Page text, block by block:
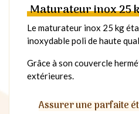
Maturateur inox 25
Le maturateur inox 25 kg
inoxydable poli de haute
Grâce à son couvercle
extérieures.
Assurer une parfaite